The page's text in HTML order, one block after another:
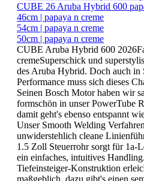
CUBE 26 Aruba Hybrid 600
46cm | papaya n creme
54cm | papaya n creme
50cm | papaya n creme
CUBE Aruba Hybrid 600
cremeSuperschick und
des Aruba Hybrid. Doch auch in
Performance muss sich dieses
Seinen Bosch Motor haben wir
formschön in unser PowerTube
damit geht's ebenso entspannt
Unser Smooth Welding
unwiderstehlich cleane
1.5 Zoll Steuerrohr sorgt für 1a-
ein einfaches, intuitives
Tiefeinsteiger-Konstruktion
maßgeblich, dazu gibt's einen